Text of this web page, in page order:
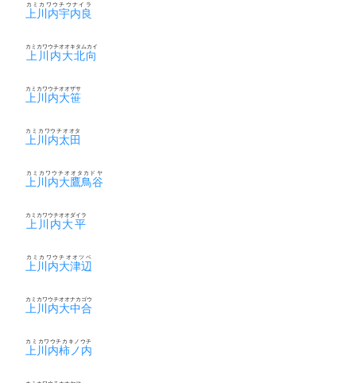
上川内宇内良
カミカワウチウナイラ
上川内大北向
カミカワウチオオキタムカイ
上川内大笹
カミカワウチオオザサ
上川内太田
カミカワウチオオタ
上川内大鷹鳥谷
カミカワウチオオタカドヤ
上川内大平
カミカワウチオオダイラ
上川内大津辺
カミカワウチオオツベ
上川内大中合
カミカワウチオオナカゴウ
上川内柿ノ内
カミカワウチカキノウチ